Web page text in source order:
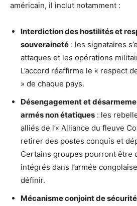
américain, il inclut notamment :
Interdiction des hostilités et
souveraineté : les signataires
attaques et les opérations
L’accord réaffirme le « respect
» de chaque pays.
Désengagement et
armés non étatiques : les
alliés de l’« Alliance du fleuve
retirer des postes conquis et
Certains groupes pourront être
intégrés dans l’armée
définir.
Mécanisme conjoint de sécurité